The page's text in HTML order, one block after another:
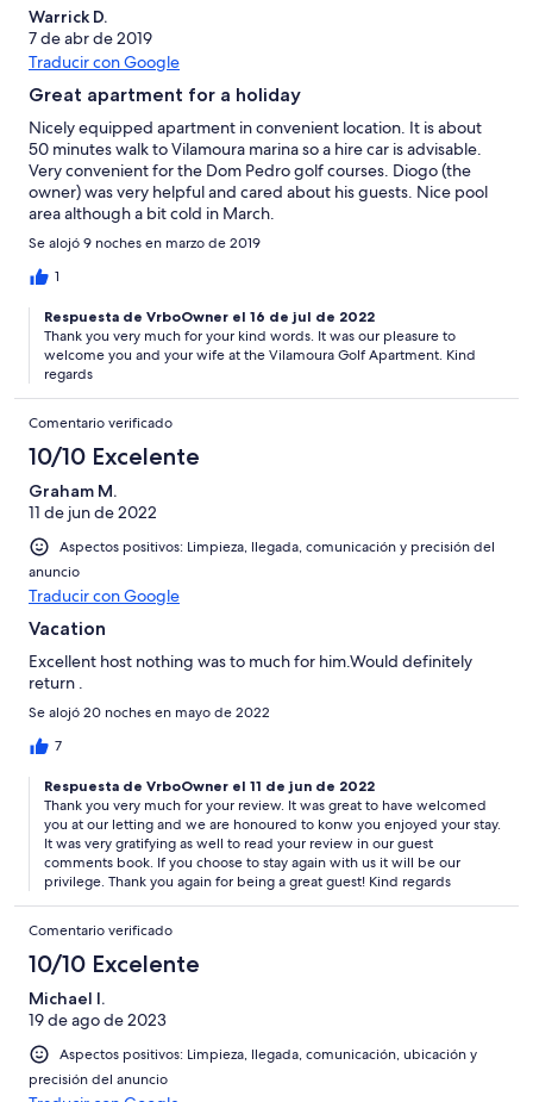
Warrick D.
7 de abr de 2019
Traducir con Google
Great apartment for a holiday
Nicely equipped apartment in convenient location. It is about
50 minutes walk to Vilamoura marina so a hire car is advisable.
Very convenient for the Dom Pedro golf courses. Diogo (the
owner) was very helpful and cared about his guests. Nice pool
area although a bit cold in March.
Se alojó 9 noches en marzo de 2019
1
Respuesta de VrboOwner el 16 de jul de 2022
Thank you very much for your kind words. It was our pleasure to
welcome you and your wife at the Vilamoura Golf Apartment. Kind
regards
Comentario verificado
10/10 Excelente
Graham M.
11 de jun de 2022
Aspectos positivos: Limpieza, llegada, comunicación y precisión del
anuncio
Traducir con Google
Vacation
Excellent host nothing was to much for him.Would definitely
return .
Se alojó 20 noches en mayo de 2022
7
Respuesta de VrboOwner el 11 de jun de 2022
Thank you very much for your review. It was great to have welcomed
you at our letting and we are honoured to konw you enjoyed your stay.
It was very gratifying as well to read your review in our guest
comments book. If you choose to stay again with us it will be our
privilege. Thank you again for being a great guest! Kind regards
Comentario verificado
10/10 Excelente
Michael I.
19 de ago de 2023
Aspectos positivos: Limpieza, llegada, comunicación, ubicación y
precisión del anuncio